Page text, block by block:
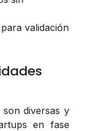
validación
son diversas y
en fase